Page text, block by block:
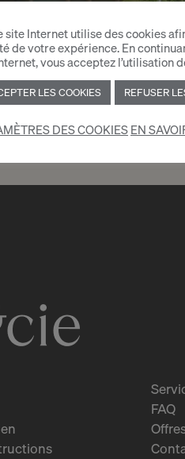
2
FAQ
site Internet utilise des cookies
de votre expérience. En
vous acceptez l’utilisation
LES COOKIES REFUSER
DES COOKIESEN